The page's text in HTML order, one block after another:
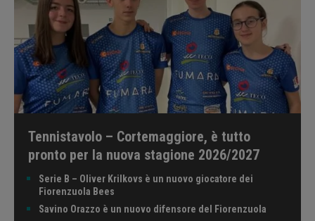
Tennistavolo – Cortemaggiore, è tutto
pronto per la nuova stagione 2026/2027
Serie B – Oliver Krilkovs è un nuovo giocatore dei
Fiorenzuola Bees
Savino Orazzo è un nuovo difensore del Fiorenzuola